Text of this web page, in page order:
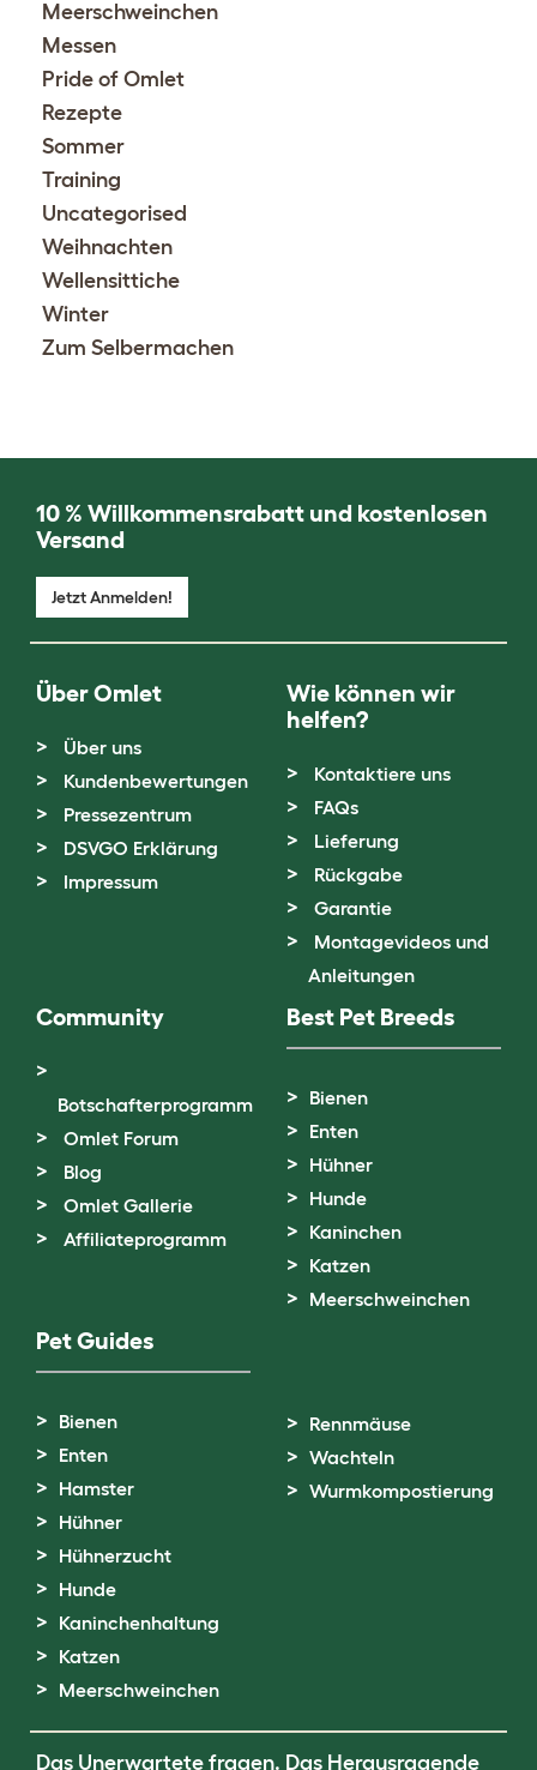
Meerschweinchen
Messen
Pride of Omlet
Rezepte
Sommer
Training
Uncategorised
Weihnachten
Wellensittiche
Winter
Zum Selbermachen
10 % Willkommensrabatt und kostenlosen
Versand
Jetzt Anmelden!
Über Omlet
Über uns
Kundenbewertungen
Pressezentrum
DSVGO Erklärung
Impressum
Wie können wir
helfen?
Kontaktiere uns
FAQs
Lieferung
Rückgabe
Garantie
Montagevideos und
Anleitungen
Community
Botschafterprogramm
Omlet Forum
Blog
Omlet Gallerie
Affiliateprogramm
Best Pet Breeds
Bienen
Enten
Hühner
Hunde
Kaninchen
Katzen
Meerschweinchen
Pet Guides
Bienen
Enten
Hamster
Hühner
Hühnerzucht
Hunde
Kaninchenhaltung
Katzen
Meerschweinchen
Rennmäuse
Wachteln
Wurmkompostierung
Das Unerwartete fragen. Das Herausragende